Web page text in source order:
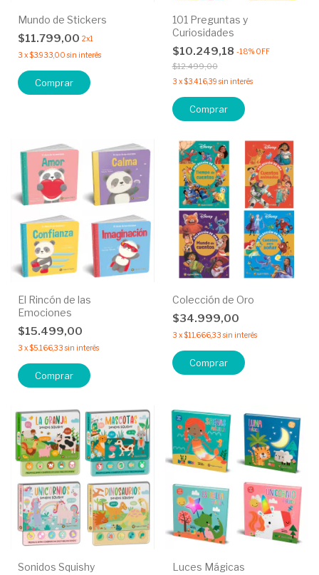
Mundo de Stickers
$11.799,00 2x1
3 x$3.933,00 sin interés
Comprar
101 Preguntas y
Curiosidades
$10.249,18 -18% OFF
$12.499,00
3 x$3.416,39 sin interés
Comprar
El Rincón de las
Emociones
$15.499,00
3 x$5.166,33 sin interés
Comprar
Colección de Oro
$34.999,00
3 x$11.666,33 sin interés
Comprar
Sonidos Squishy Luces Mágicas